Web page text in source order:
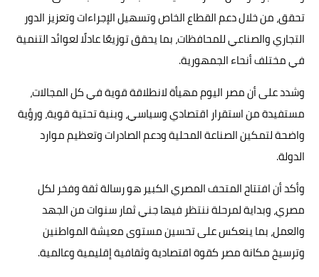
تحقق، من خلال دعم القطاع الخاص وتسهيل الإجراءات وتعزيز الدور
التجاري والصناعي للمحافظات، بما يحقق توزيعًا عادلًا لعوائد التنمية
في مختلف أنحاء الجمهورية.
وشدد على أن مصر اليوم مهيأة لانطلاقة قوية في كل المجالات،
مستفيدة من استقرار اقتصادي وسياسي، وبنية تحتية قوية، ورؤية
واضحة لتمكين الصناعة المحلية ودعم الصادرات وتعظيم موارد
الدولة.
وأكد أن افتتاح المتحف المصري الكبير هو رسالة ثقة وفخر لكل
مصري، وبداية لمرحلة ننتظر فيها جني ثمار سنوات من الجهد
والعمل، بما ينعكس على تحسين مستوى معيشة المواطنين
وترسيخ مكانة مصر كقوة اقتصادية وثقافية إقليمية وعالمية.